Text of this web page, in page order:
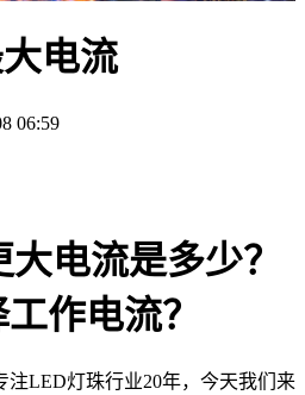
电流
06:59
电流是多少？
作电流？
注LED灯珠行业20年，今天我们来